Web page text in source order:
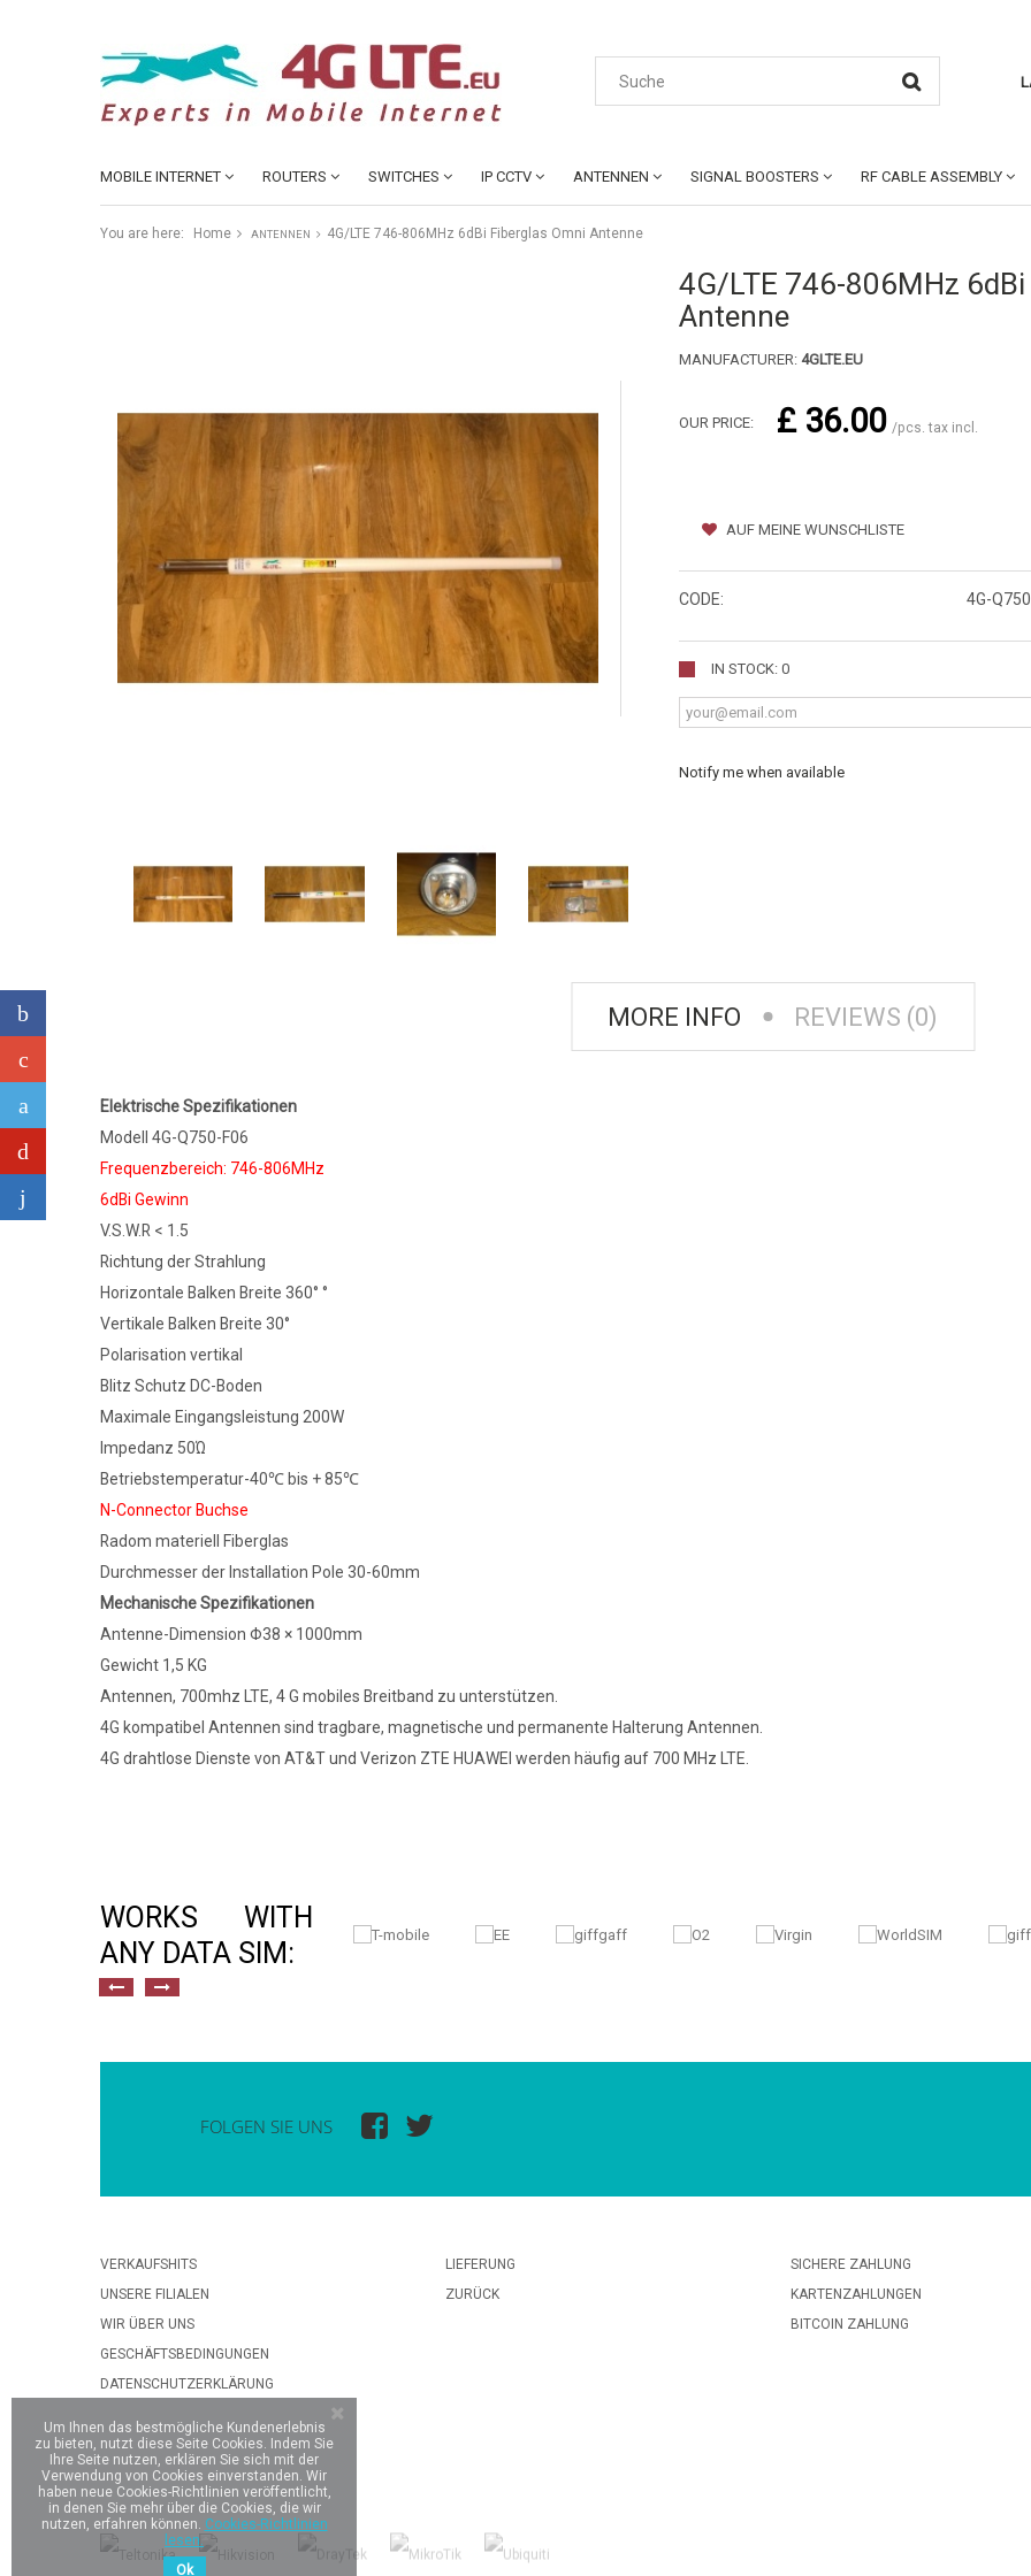
MOBILE INTERNET ROUTERS SWITCHES IP CCTV ANTENNEN SIGNAL BOOSTERS RF CABLE ASSEMBLY
You are here: Home ANTENNEN 4G/LTE 746-806MHz 6dBi Fiberglas Omni Antenne
4G/LTE 746-806MHz
Antenne
MANUFACTURER: 4GLTE.EU
OUR PRICE: £ 36.00 /pcs. tax incl.
AUF MEINE WUNSCHLISTE
CODE: 4G-
IN STOCK: 0
Notify me when available
MORE INFO REVIEWS (0)
Elektrische Spezifikationen
Modell 4G-Q750-F06
Frequenzbereich: 746-806MHz
6dBi Gewinn
V.S.W.R < 1.5
Richtung der Strahlung
Horizontale Balken Breite 360° °
Vertikale Balken Breite 30°
Polarisation vertikal
Blitz Schutz DC-Boden
Maximale Eingangsleistung 200W
Impedanz 50Ώ
Betriebstemperatur-40℃ bis + 85℃
N-Connector Buchse
Radom materiell Fiberglas
Durchmesser der Installation Pole 30-60mm
Mechanische Spezifikationen
Antenne-Dimension Φ38 × 1000mm
Gewicht 1,5 KG
Antennen, 700mhz LTE, 4 G mobiles Breitband zu unterstützen.
4G kompatibel Antennen sind tragbare, magnetische und permanente Halterung Antennen.
4G drahtlose Dienste von AT&T und Verizon ZTE HUAWEI werden häufig auf 700 MHz LTE.
WORKS WITH
ANY DATA SIM:
FOLGEN SIE UNS
VERKAUFSHITS
UNSERE FILIALEN
WIR ÜBER UNS
GESCHÄFTSBEDINGUNGEN
DATENSCHUTZERKLÄRUNG
LIEFERUNG
ZURÜCK
SICHERE ZAHLUNG
KARTENZAHLUNGEN
BITCOIN ZAHLUNG
Um Ihnen das bestmögliche Kundenerlebnis
zu bieten, nutzt diese Seite Cookies. Indem Sie
Ihre Seite nutzen, erklären Sie sich mit der
Verwendung von Cookies einverstanden. Wir
haben neue Cookies-Richtlinien veröffentlicht,
in denen Sie mehr über die Cookies, die wir
nutzen, erfahren können. Cookies-Richtlinien
lesen.
Ok